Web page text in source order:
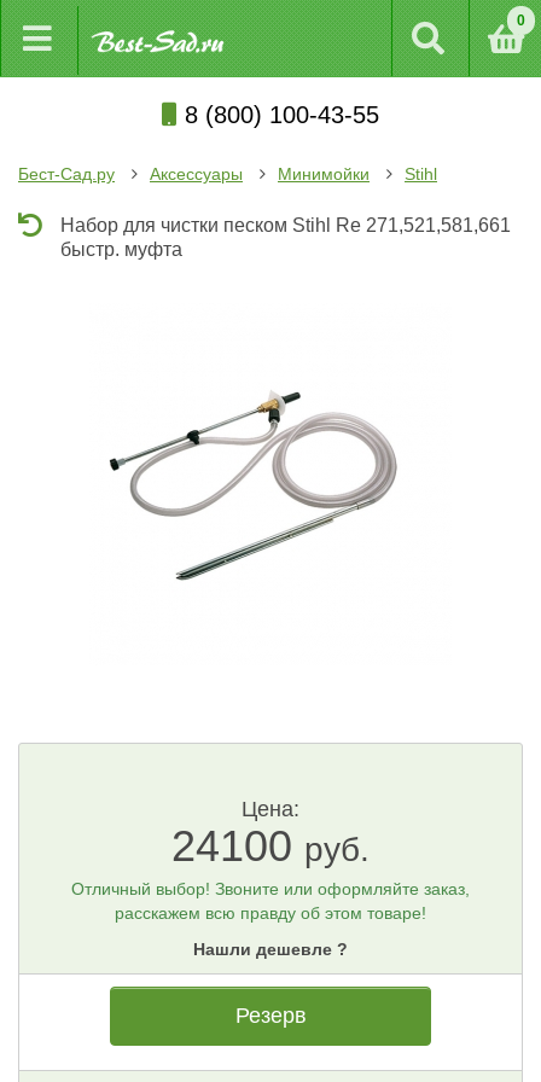
0
8 (800) 100-43-55
Бест-Сад.ру Аксессуары Минимойки Stihl
Набор для чистки песком Stihl Rе 271,521,581,661
быстр. муфта
Цена:
24100 руб.
Отличный выбор! Звоните или оформляйте заказ,
расскажем всю правду об этом товаре!
Нашли дешевле ?
Резерв